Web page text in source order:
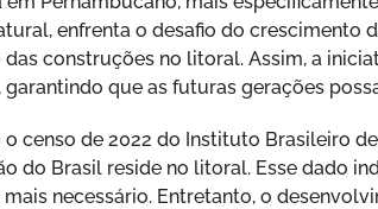
enfrenta o desafio do crescimento
construções no litoral. Assim, a
garantindo que as futuras gerações
censo de 2022 do Instituto Brasileiro
do Brasil reside no litoral. Esse dado
mais necessário. Entretanto, o